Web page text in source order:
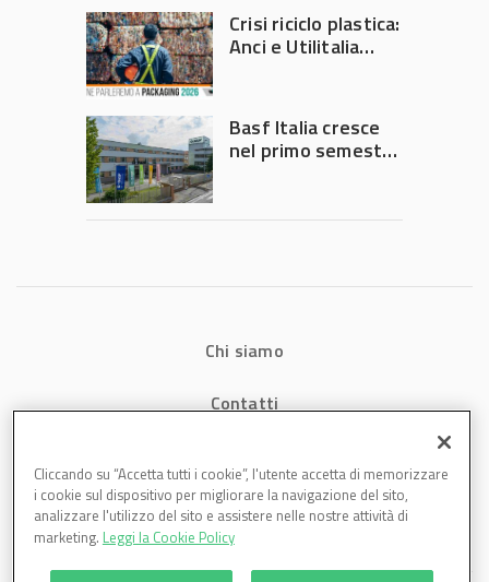
Crisi riciclo plastica:
Anci e Utilitalia
Governo
Basf Italia cresce
nel primo semestre
Chi siamo
Contatti
Cookies
Cliccando su “Accetta tutti i cookie”, l'utente accetta di memorizzare
i cookie sul dispositivo per migliorare la navigazione del sito,
analizzare l'utilizzo del sito e assistere nelle nostre attività di
marketing. Leggi la Cookie Policy